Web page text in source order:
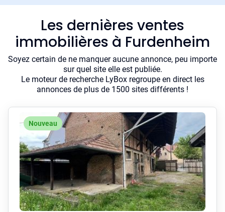
Les dernières ventes
immobilières à Furdenheim
Soyez certain de ne manquer aucune annonce, peu importe
sur quel site elle est publiée.
Le moteur de recherche LyBox regroupe en direct les
annonces de plus de 1500 sites différents !
Nouveau